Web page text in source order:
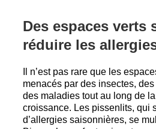
Des espaces verts
réduire les
Il n’est pas rare que les
menacés par des insectes,
des maladies tout au long de
croissance. Les pissenlits, qui
d’allergies saisonnières, se